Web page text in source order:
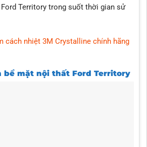
Territory trong suốt thời gian sử
cách nhiệt 3M Crystalline chính hãng
bề mặt nội thất Ford Territory